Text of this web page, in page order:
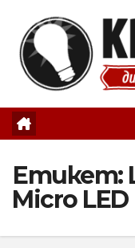
content
Етикет:
Micro LED